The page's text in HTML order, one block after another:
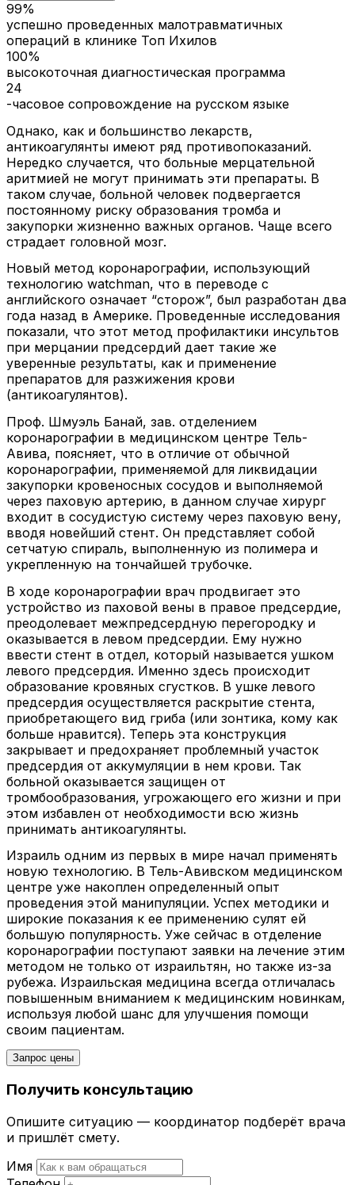
99%
успешно проведенных малотравматичных
операций в клинике Топ Ихилов
100%
высокоточная диагностическая программа
24
-часовое сопровождение на русском языке
Однако, как и большинство лекарств,
антикоагулянты имеют ряд противопоказаний.
Нередко случается, что больные мерцательной
аритмией не могут принимать эти препараты. В
таком случае, больной человек подвергается
постоянному риску образования тромба и
закупорки жизненно важных органов. Чаще всего
страдает головной мозг.
Новый метод коронарографии, использующий
технологию watchman, что в переводе с
английского означает “сторож”, был разработан два
года назад в Америке. Проведенные исследования
показали, что этот метод профилактики инсультов
при мерцании предсердий дает такие же
уверенные результаты, как и применение
препаратов для разжижения крови
(антикоагулянтов).
Проф. Шмуэль Банай, зав. отделением
коронарографии в медицинском центре Тель-
Авива, поясняет, что в отличие от обычной
коронарографии, применяемой для ликвидации
закупорки кровеносных сосудов и выполняемой
через паховую артерию, в данном случае хирург
входит в сосудистую систему через паховую вену,
вводя новейший стент. Он представляет собой
сетчатую спираль, выполненную из полимера и
укрепленную на тончайшей трубочке.
В ходе коронарографии врач продвигает это
устройство из паховой вены в правое предсердие,
преодолевает межпредсердную перегородку и
оказывается в левом предсердии. Ему нужно
ввести стент в отдел, который называется ушком
левого предсердия. Именно здесь происходит
образование кровяных сгустков. В ушке левого
предсердия осуществляется раскрытие стента,
приобретающего вид гриба (или зонтика, кому как
больше нравится). Теперь эта конструкция
закрывает и предохраняет проблемный участок
предсердия от аккумуляции в нем крови. Так
больной оказывается защищен от
тромбообразования, угрожающего его жизни и при
этом избавлен от необходимости всю жизнь
принимать антикоагулянты.
Израиль одним из первых в мире начал применять
новую технологию. В Тель-Авивском медицинском
центре уже накоплен определенный опыт
проведения этой манипуляции. Успех методики и
широкие показания к ее применению сулят ей
большую популярность. Уже сейчас в отделение
коронарографии поступают заявки на лечение этим
методом не только от израильтян, но также из-за
рубежа. Израильская медицина всегда отличалась
повышенным вниманием к медицинским новинкам,
используя любой шанс для улучшения помощи
своим пациентам.
Запрос цены
Получить консультацию
Опишите ситуацию — координатор подберёт врача
и пришлёт смету.
Имя